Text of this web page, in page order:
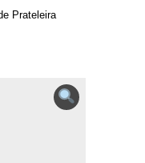
Prateleira